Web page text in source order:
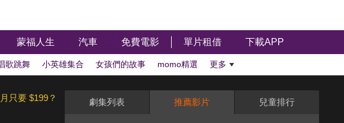
蒙福人生 汽車 免費電影 單片租借 下載APP
歌跳舞 小英雄集合 女孩們的故事 momo精選 更多
只要 $199？ 劇集列表 推薦影片 兒童排行